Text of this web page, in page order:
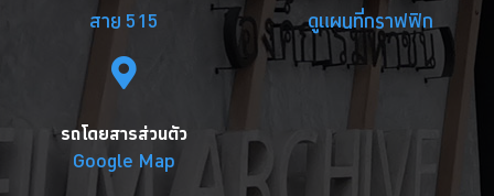
สาย 515 ดูแผนที่กราฟฟิก
รถโดยสารส่วนตัว
Google Map